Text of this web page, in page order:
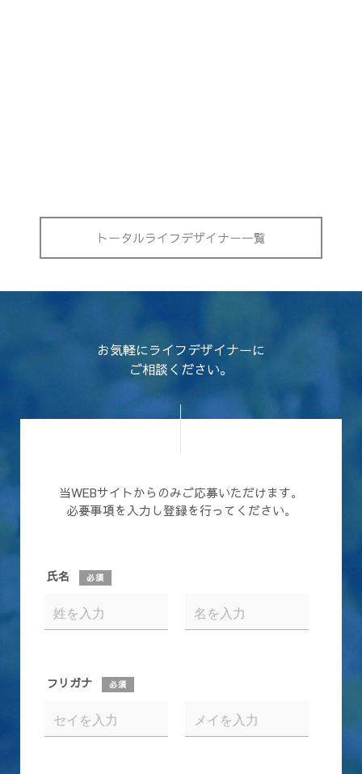
トータルライフデザイナー一覧
お気軽にライフデザイナーに
ご相談ください。
当WEBサイトからのみご応募いただけます。
必要事項を入力し登録を行ってください。
氏名 必須
フリガナ 必須